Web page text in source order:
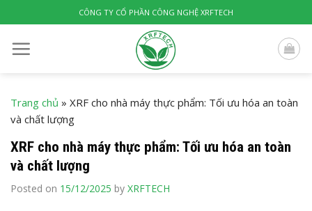
to
content
CÔNG TY CỔ PHẦN CÔNG NGHỆ XRFTECH
Trang chủ » XRF cho nhà máy thực phẩm: Tối ưu hóa an toàn
và chất lượng
XRF cho nhà máy thực phẩm: Tối ưu hóa an toàn
và chất lượng
Posted on 15/12/2025 by XRFTECH